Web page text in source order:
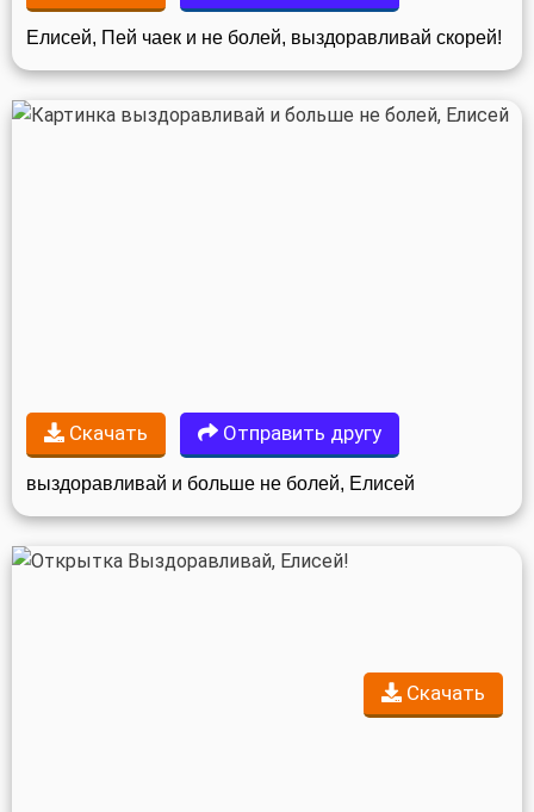
Елисей, Пей чаек и не болей, выздоравливай скорей!
Скачать Отправить другу
выздоравливай и больше не болей, Елисей
Скачать